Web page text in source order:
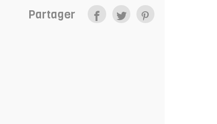
Partager